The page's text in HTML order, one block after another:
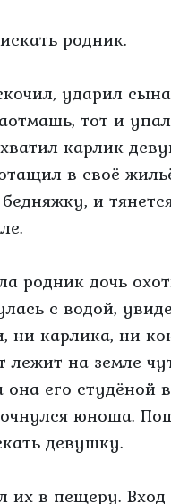
родник.
ударил сына
тот и упал
карлик
в своё
и
родник дочь
с водой,
ни карлика, ни
лежит на земле
она его студёной
юноша.
девушку.
их в пещеру. Вход